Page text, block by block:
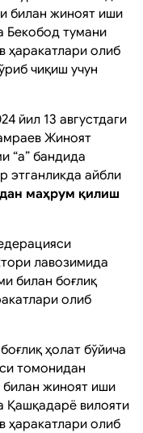
билан жиноят иши
Бекобод тумани
ҳаракатлари олиб
чиқиш учун
йил 13 августдаги
Жиноят
“а” бандида
этганликда айбли
маҳрум қилиш
лавозимида
билан боғлиқ
олиб
ҳолат бўйича
томонидан
жиноят иши
Қашқадарё вилояти
ҳаракатлари олиб